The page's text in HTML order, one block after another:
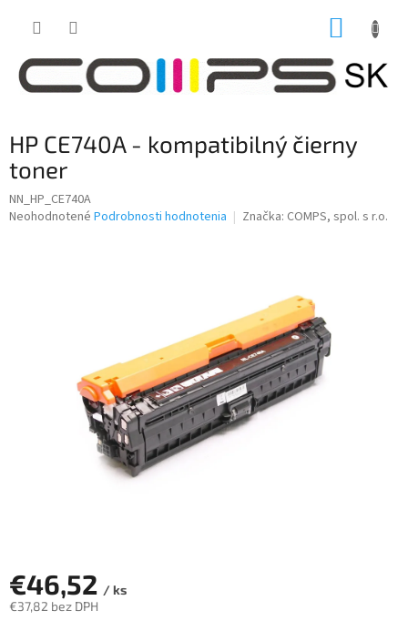
HP CE740A - kompatibilný čierny
toner
NN_HP_CE740A
Priemerné
Neohodnotené Podrobnosti hodnotenia Značka: COMPS, spol. s r.o.
€46,52 / ks
€37,82 bez DPH